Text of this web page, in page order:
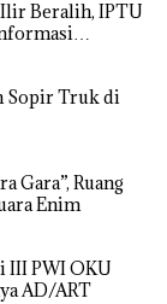
Ilir Beralih, IPTU
Sopir Truk di
Gara”, Ruang
Enim
III PWI OKU
AD/ART